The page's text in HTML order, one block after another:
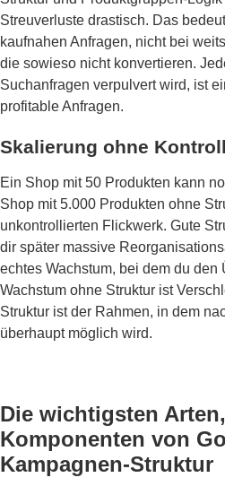
Streuverluste drastisch. Das
kaufnahen Anfragen, nicht bei
die sowieso nicht konvertieren.
Suchanfragen verpulvert wird, ist
profitable Anfragen.
Skalierung ohne
Ein Shop mit 50 Produkten kann
Shop mit 5.000 Produkten ohne
unkontrollierten Flickwerk. Gute
dir später massive
echtes Wachstum, bei dem du den
Wachstum ohne Struktur ist
Struktur ist der Rahmen, in dem
überhaupt möglich wird.
Die wichtigsten
Komponenten von
Kampagnen-Struktur